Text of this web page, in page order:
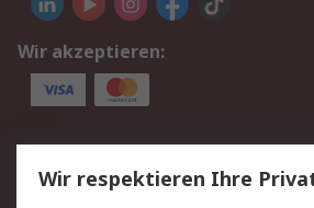
Wir akzeptieren:
Service
Value Added Services
Wir respektieren Ihre